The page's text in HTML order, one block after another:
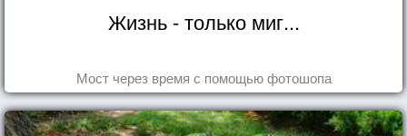
Жизнь - только миг...
Мост через время с помощью фотошопа